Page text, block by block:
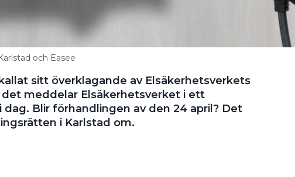
och Easee
sitt överklagande av Elsäkerhetsverkets
meddelar Elsäkerhetsverket i ett
Blir förhandlingen av den 24 april? Det
i Karlstad om.